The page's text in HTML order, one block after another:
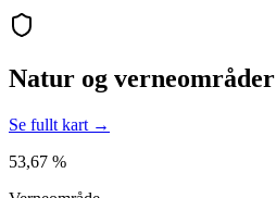
Natur og verneområder
Se fullt kart →
53,67 %